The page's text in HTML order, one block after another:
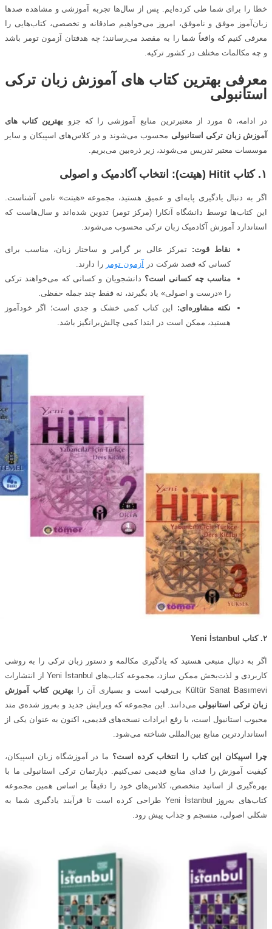
خطا را برای شما طی کرده‌ایم. پس از سال‌ها تجربه آموزشی و مشاهده صدها
زبان‌آموز موفق و ناموفق، امروز می‌خواهیم صادقانه و تخصصی، کتاب‌هایی را
معرفی کنیم که واقعاً شما را به مقصد می‌رسانند؛ چه هدفتان آزمون تومر باشد
و چه مکالمات مختلف در کشور ترکیه.
معرفی بهترین کتاب های آموزش زبان ترکی
استانبولی
در ادامه، ۵ مورد از معتبرترین منابع آموزشی را که جزو
بهترین کتاب های
آموزش زبان ترکی استانبولی محسوب می‌شوند و در کلاس‌های اسپیکان و سایر
موسسات معتبر تدریس می‌شوند، زیر ذره‌بین می‌بریم.
۱. کتاب Hitit (هیتت): انتخاب آکادمیک و اصولی
اگر به دنبال یادگیری پایه‌ای و عمیق هستید، مجموعه «هیتت» نامی آشناست.
این کتاب‌ها توسط دانشگاه آنکارا (مرکز تومر) تدوین شده‌اند و سال‌هاست که
استاندارد آموزش آکادمیک زبان ترکی محسوب می‌شوند.
نقاط قوت: تمرکز عالی بر گرامر و ساختار زبان، مناسب برای
کسانی که قصد شرکت در آزمون تومر را دارند.
مناسب چه کسانی است؟ دانشجویان و کسانی که می‌خواهند ترکی
را «درست و اصولی» یاد بگیرند، نه فقط چند جمله حفظی.
نکته مشاوره‌ای: این کتاب کمی خشک و جدی است؛ اگر خودآموز
هستید، ممکن است در ابتدا کمی چالش‌برانگیز باشد.
۲. کتاب Yeni İstanbul
اگر به دنبال منبعی هستید که یادگیری مکالمه و دستور زبان ترکی را به روشی
کاربردی و لذت‌بخش ممکن سازد، مجموعه کتاب‌های Yeni İstanbul از انتشارات
Kültür Sanat Basımevi بی‌رقیب است و بسیاری آن را
بهترین کتاب آموزش
زبان ترکی استانبولی می‌دانند. این مجموعه که ویرایش جدید و به‌روز شده‌ی متد
محبوب استانبول است، با رفع ایرادات نسخه‌های قدیمی، اکنون به عنوان یکی از
استانداردترین منابع بین‌المللی شناخته می‌شود.
چرا اسپیکان این کتاب را انتخاب کرده است؟ ما در آموزشگاه زبان اسپیکان،
کیفیت آموزش را فدای منابع قدیمی نمی‌کنیم. دپارتمان ترکی استانبولی ما با
بهره‌گیری از اساتید متخصص، کلاس‌های خود را دقیقاً بر اساس همین مجموعه
کتاب‌های به‌روز Yeni İstanbul طراحی کرده است تا فرآیند یادگیری شما به
شکلی اصولی، منسجم و جذاب پیش رود.